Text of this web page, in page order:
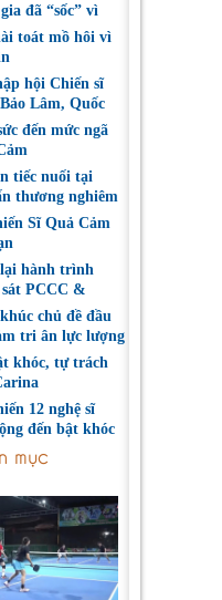
đã “sốc” vì
toát mồ hôi vì
hội Chiến sĩ
Lâm, Quốc
đến mức ngã
tiếc nuối tại
thương nghiêm
Sĩ Quả Cảm
hành trình
PCCC &
chủ đề đầu
tri ân lực lượng
khóc, tự trách
12 nghệ sĩ
đến bật khóc
mục